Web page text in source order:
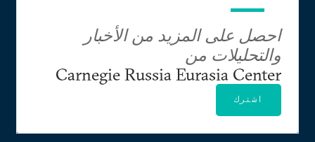
احصل على المزيد من الأخبار
والتحليلات من
Carnegie Russia Eurasia Center
اشترك